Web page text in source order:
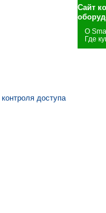
Сайт
О
Где
доступа